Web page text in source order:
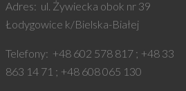
Adres
ul. Żywiecka obok nr 39
Łodygowice k/Bielska-Białej
Telefony +48 602 578 817
+48 33
863 14 71
+48 608 065 130